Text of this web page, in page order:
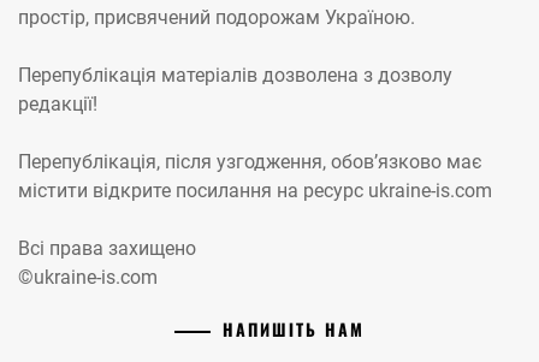
простір, присвячений подорожам Україною.
Перепублікація матеріалів дозволена з дозволу
редакції!
Перепублікація, після узгодження, обов’язково має
містити відкрите посилання на ресурс ukraine-is.com
Всі права захищено
©ukraine-is.com
НАПИШІТЬ НАМ